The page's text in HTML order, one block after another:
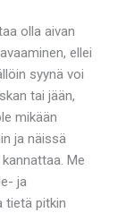
olla aivan
ellei
syynä voi
tai jään,
mikään
ja näissä
Me
ja
tietä pitkin